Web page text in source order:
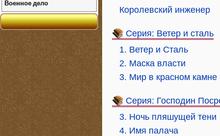
Королевский инженер
Серия: Ветер и сталь
1. Ветер и Сталь
2. Маска власти
3. Мир в красном камне
Серия: Господин
3. Ночь пляшущей тени
4. Имя палача
Военное дело